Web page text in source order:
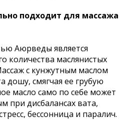
подходит для массажа
Аюрведы является
количества маслянистых
с кунжутным маслом
дошу, смягчая ее грубую
масло само по себе может
при дисбалансах вата,
бессонница и паралич.